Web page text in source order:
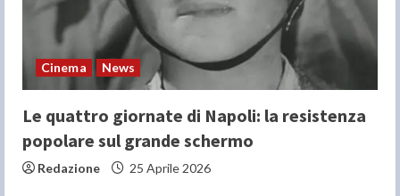
Cinema News
Le quattro giornate di Napoli: la resistenza
popolare sul grande schermo
Redazione 25 Aprile 2026